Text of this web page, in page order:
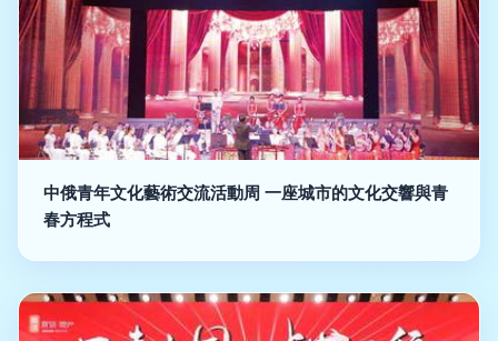
中俄青年文化藝術交流活動周 一座城市的文化交響與青
春方程式